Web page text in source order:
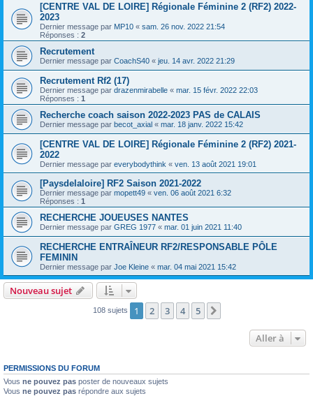
[CENTRE VAL DE LOIRE] Régionale Féminine 2 (RF2) 2022-
2023
Dernier message par MP10 « sam. 26 nov. 2022 21:54
Réponses : 2
Recrutement
Dernier message par CoachS40 « jeu. 14 avr. 2022 21:29
Recrutement Rf2 (17)
Dernier message par drazenmirabelle « mar. 15 févr. 2022 22:03
Réponses : 1
Recherche coach saison 2022-2023 PAS de CALAIS
Dernier message par becot_axial « mar. 18 janv. 2022 15:42
[CENTRE VAL DE LOIRE] Régionale Féminine 2 (RF2) 2021-
2022
Dernier message par everybodythink « ven. 13 août 2021 19:01
[Paysdelaloire] RF2 Saison 2021-2022
Dernier message par mopett49 « ven. 06 août 2021 6:32
Réponses : 1
RECHERCHE JOUEUSES NANTES
Dernier message par GREG 1977 « mar. 01 juin 2021 11:40
RECHERCHE ENTRAÎNEUR RF2/RESPONSABLE PÔLE
FEMININ
Dernier message par Joe Kleine « mar. 04 mai 2021 15:42
Nouveau sujet
108 sujets 1 2 3 4 5
Aller à
PERMISSIONS DU FORUM
Vous ne pouvez pas poster de nouveaux sujets
Vous ne pouvez pas répondre aux sujets